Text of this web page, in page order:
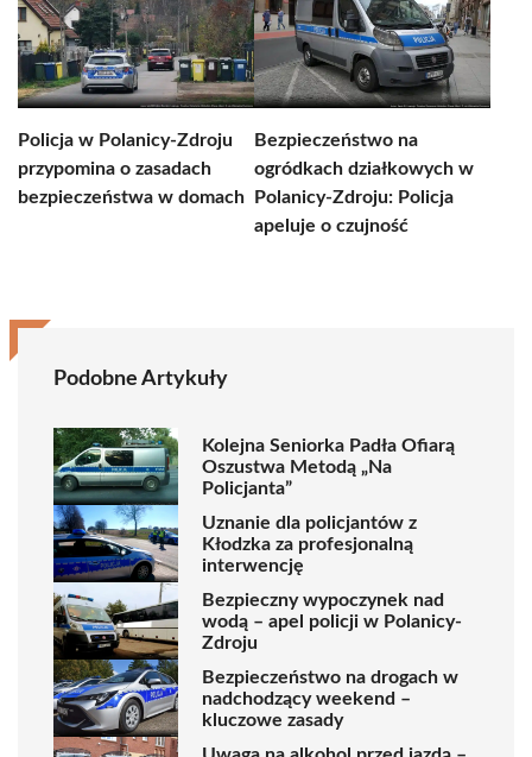
Policja w Polanicy-Zdroju
przypomina o zasadach
bezpieczeństwa w domach
Bezpieczeństwo na
ogródkach działkowych w
Polanicy-Zdroju: Policja
apeluje o czujność
Podobne Artykuły
Kolejna Seniorka Padła Ofiarą
Oszustwa Metodą „Na
Policjanta”
Uznanie dla policjantów z
Kłodzka za profesjonalną
interwencję
Bezpieczny wypoczynek nad
wodą – apel policji w Polanicy-
Zdroju
Bezpieczeństwo na drogach w
nadchodzący weekend –
kluczowe zasady